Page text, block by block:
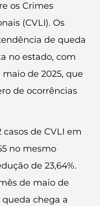
os Crimes
(CVLI). Os
de queda
no estado, com
de 2025, que
de ocorrências
de CVLI em
no mesmo
de 23,64%.
de maio de
queda chega a